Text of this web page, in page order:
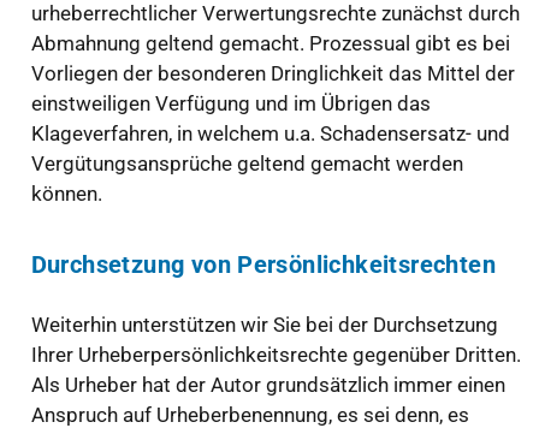
urheberrechtlicher Verwertungsrechte zunächst durch
Abmahnung geltend gemacht. Prozessual gibt es bei
Vorliegen der besonderen Dringlichkeit das Mittel der
einstweiligen Verfügung und im Übrigen das
Klageverfahren, in welchem u.a. Schadensersatz- und
Vergütungsansprüche geltend gemacht werden
können.
Durchsetzung von Persönlichkeitsrechten
Weiterhin unterstützen wir Sie bei der Durchsetzung
Ihrer Urheberpersönlichkeitsrechte gegenüber Dritten.
Als Urheber hat der Autor grundsätzlich immer einen
Anspruch auf Urheberbenennung, es sei denn, es